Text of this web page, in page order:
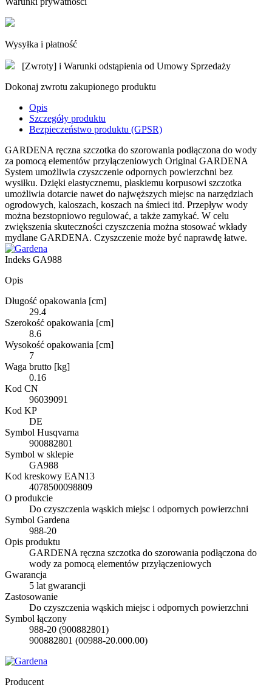
Wysyłka i płatność
[Zwroty] i Warunki odstąpienia od Umowy Sprzedaży
Dokonaj zwrotu zakupionego produktu
Opis
Szczegóły produktu
Bezpieczeństwo produktu (GPSR)
GARDENA ręczna szczotka do szorowania podłączona do wody
za pomocą elementów przyłączeniowych Original GARDENA
System umożliwia czyszczenie odpornych powierzchni bez
wysiłku. Dzięki elastycznemu, płaskiemu korpusowi szczotka
umożliwia dotarcie nawet do najwęższych miejsc na narzędziach
ogrodowych, kaloszach, koszach na śmieci itd. Przepływ wody
można bezstopniowo regulować, a także zamykać. W celu
zwiększenia skuteczności czyszczenia można stosować wkłady
mydlane GARDENA. Czyszczenie może być naprawdę łatwe.
Indeks GA988
Opis
Długość opakowania [cm]
29.4
Szerokość opakowania [cm]
8.6
Wysokość opakowania [cm]
7
Waga brutto [kg]
0.16
Kod CN
96039091
Kod KP
DE
Symbol Husqvarna
900882801
Symbol w sklepie
GA988
Kod kreskowy EAN13
4078500098809
O produkcie
Do czyszczenia wąskich miejsc i odpornych powierzchni
Symbol Gardena
988-20
Opis produktu
GARDENA ręczna szczotka do szorowania podłączona do
wody za pomocą elementów przyłączeniowych
Gwarancja
5 lat gwarancji
Zastosowanie
Do czyszczenia wąskich miejsc i odpornych powierzchni
Symbol łączony
988-20 (900882801)
900882801 (00988-20.000.00)
Producent